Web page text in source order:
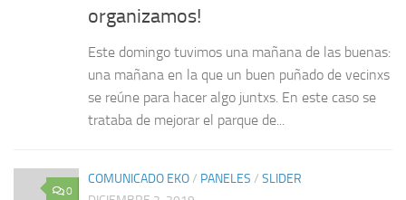
organizamos!
Este domingo tuvimos una mañana de las buenas:
una mañana en la que un buen puñado de vecinxs
se reúne para hacer algo juntxs. En este caso se
trataba de mejorar el parque de...
0
COMUNICADO EKO/ PANELES / SLIDER